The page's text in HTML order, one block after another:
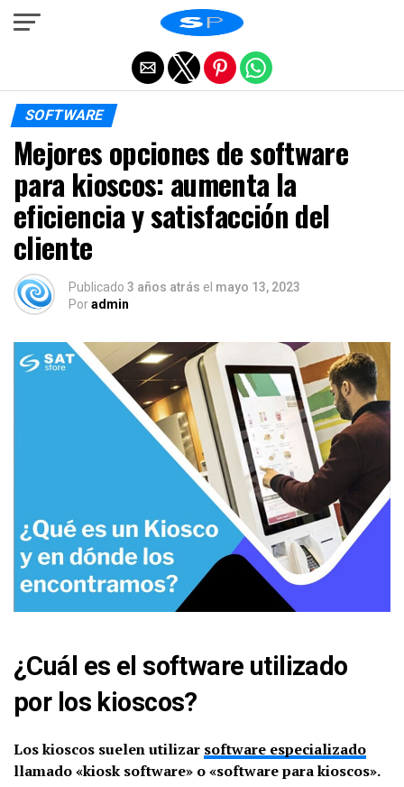
SOFTWARE
Mejores opciones de software
para kioscos: aumenta la
eficiencia y satisfacción del
cliente
Publicado 3 años atrás el mayo 13, 2023
Poradmin
¿Cuál es el software utilizado
por los kioscos?
Los kioscos suelen utilizar software especializado
llamado «kiosk software» o «software para kioscos».
Salir de la versión móvil